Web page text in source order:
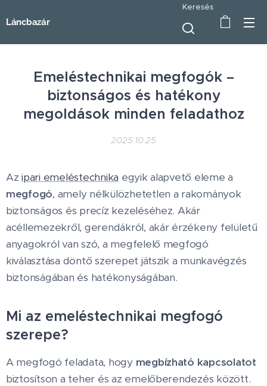
Láncbazár
Keresés
Emeléstechnikai megfogók –
biztonságos és hatékony
megoldások minden feladathoz
2025.10.25
Azipari emeléstechnika egyik alapvető eleme a
megfogó, amely nélkülözhetetlen a rakományok
biztonságos és precíz kezeléséhez. Akár
acéllemezekről, gerendákról, akár érzékeny felületű
anyagokról van szó, a megfelelő megfogó
kiválasztása döntő szerepet játszik a munkavégzés
biztonságában és hatékonyságában.
Mi az emeléstechnikai megfogó
szerepe?
A megfogó feladata, hogy megbízható kapcsolatot
biztosítson a teher és az emelőberendezés között.